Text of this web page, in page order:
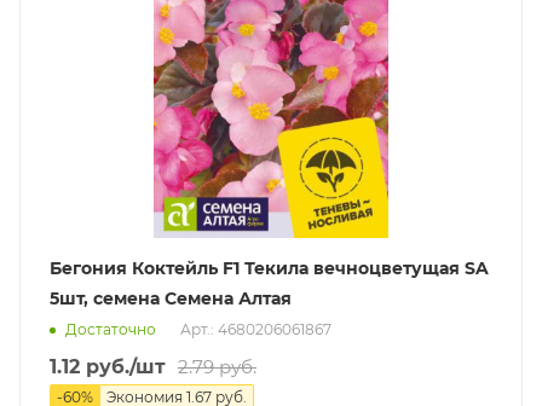
Бегония Коктейль F1 Текила вечноцветущая SA
5шт, семена Семена Алтая
Достаточно Арт.: 4680206061867
1.12 руб./шт 2.79руб.
-60% Экономия 1.67 руб.